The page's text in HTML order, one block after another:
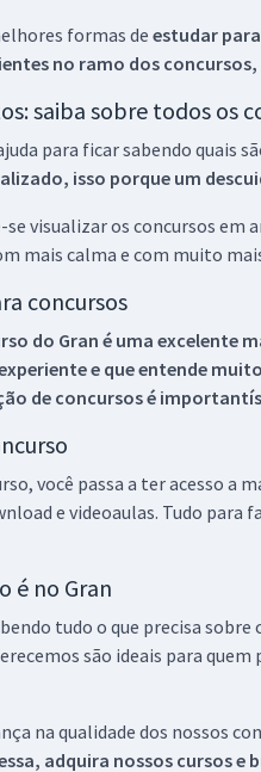
formas deestudar
no ramo dos concursos,
saiba sobre todos os
para ficar sabendo quais
isso porque um
se visualizar os concursos
mais calma e com muito
concursos
do Gran é uma excelente
e que entende
de concursos é
você passa a ter acesso a
e videoaulas. Tudo
é no Gran
tudo o que precisa
são ideais para
na qualidade dos nossos
adquira nossos cursos